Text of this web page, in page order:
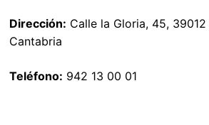
Dirección: Calle la Gloria, 45, 39012
Cantabria
Teléfono: 942 13 00 01